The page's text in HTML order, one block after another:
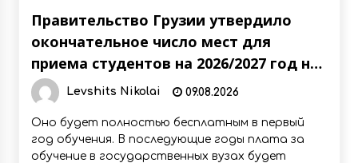
Правительство Грузии утвердило
окончательное число мест для
приема студентов на 2026/2027 год на
обучение в государственные вузы – 21
709, при этом, для обучения на
русском языке там отведено всего 115
мест
Levshits Nikolai 09.08.2026
Оно будет полностью бесплатным в первый
год обучения. В последующие годы плата за
обучение в государственных вузах будет